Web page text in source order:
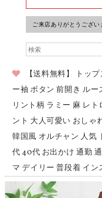
ご来店ありがとうござい
【送料無料】 トッ
ー袖 ボタン 前開き ル
リント柄 ラミー 麻 レ
ント 大人可愛い おしゃ
韓国風 オルチャン 人気
代 40代 お出かけ 通勤
マ デイリー 普段着 イン